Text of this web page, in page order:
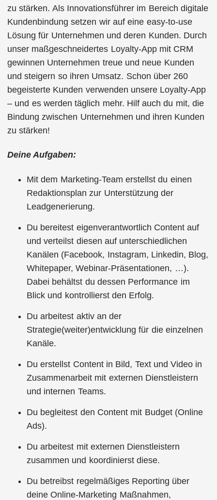
zu stärken. Als Innovationsführer im Bereich digitale
Kundenbindung setzen wir auf eine easy-to-use
Lösung für Unternehmen und deren Kunden. Durch
unser maßgeschneidertes Loyalty-App mit CRM
gewinnen Unternehmen treue und neue Kunden
und steigern so ihren Umsatz. Schon über 260
begeisterte Kunden verwenden unsere Loyalty-App
– und es werden täglich mehr. Hilf auch du mit, die
Bindung zwischen Unternehmen und ihren Kunden
zu stärken!
Deine Aufgaben:
Mit dem Marketing-Team erstellst du einen
Redaktionsplan zur Unterstützung der
Leadgenerierung.
Du bereitest eigenverantwortlich Content auf
und verteilst diesen auf unterschiedlichen
Kanälen (Facebook, Instagram, Linkedin, Blog,
Whitepaper, Webinar-Präsentationen, …).
Dabei behältst du dessen Performance im
Blick und kontrollierst den Erfolg.
Du arbeitest aktiv an der
Strategie(weiter)entwicklung für die einzelnen
Kanäle.
Du erstellst Content in Bild, Text und Video in
Zusammenarbeit mit externen Dienstleistern
und internen Teams.
Du begleitest den Content mit Budget (Online
Ads).
Du arbeitest mit externen Dienstleistern
zusammen und koordinierst diese.
Du betreibst regelmäßiges Reporting über
deine Online-Marketing Maßnahmen,